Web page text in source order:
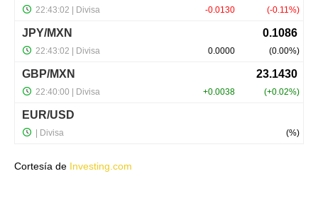
Cortesía de Investing.com